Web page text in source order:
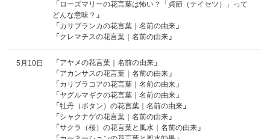
「 ローズマリーの花言葉は怖い？「貞節（テイセツ）」って
どんな意味？ 」
「 カサブランカの花言葉｜名前の由来 」
「 クレマチスの花言葉｜名前の由来 」
5月10日 「 アヤメの花言葉｜名前の由来 」
「 アカンサスの花言葉｜名前の由来 」
「 カリブラコアの花言葉｜名前の由来 」
「 ヤグルマギクの花言葉｜名前の由来 」
「 牡丹（ボタン）の花言葉｜名前の由来 」
「 シャクナゲの花言葉｜名前の由来 」
「 サクラ（桜）の花言葉と風水｜名前の由来 」